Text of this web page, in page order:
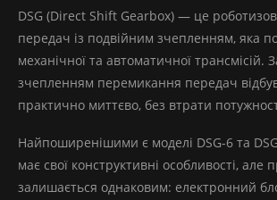
DSG (Direct Shift Gearbox) — це
передач із подвійним зчепленням, яка
механічної та автоматичної трансмісій.
зчепленням перемикання передач
практично миттєво, без втрати
Найпоширенішими є моделі DSG-6 та
має свої конструктивні особливості,
залишається однаковим: електронний